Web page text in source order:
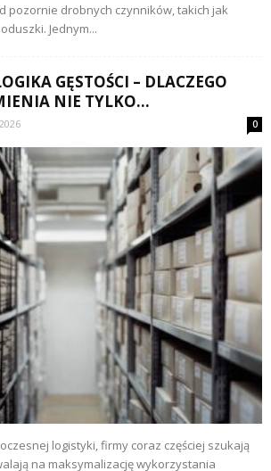
pozornie drobnych czynników, takich jak
Jednym...
GĘSTOŚCI – DLACZEGO
NIE TYLKO...
0
logistyki, firmy coraz częściej szukają
na maksymalizację wykorzystania